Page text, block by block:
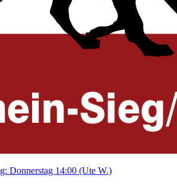
Donnerstag 14:00 (Ute W.)